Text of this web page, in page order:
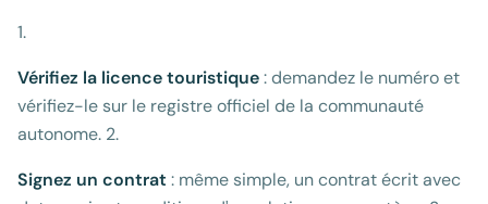
1.
Vérifiez la licence touristique: demandez le numéro et
vérifiez-le sur le registre officiel de la communauté
autonome. 2.
Signez un contrat : même simple, un contrat écrit avec